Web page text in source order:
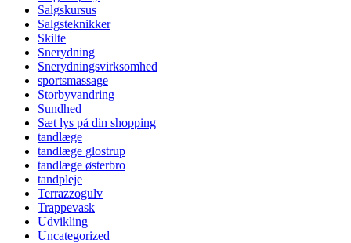
Salgskursus
Salgsteknikker
Skilte
Snerydning
Snerydningsvirksomhed
sportsmassage
Storbyvandring
Sundhed
Sæt lys på din shopping
tandlæge
tandlæge glostrup
tandlæge østerbro
tandpleje
Terrazzogulv
Trappevask
Udvikling
Uncategorized